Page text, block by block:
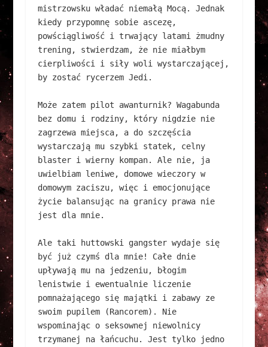
mistrzowsku władać niemałą Mocą. Jednak
kiedy przypomnę sobie ascezę,
powściągliwość i trwający latami żmudny
trening, stwierdzam, że nie miałbym
cierpliwości i siły woli wystarczającej,
by zostać rycerzem Jedi.
Może zatem pilot awanturnik? Wagabunda
bez domu i rodziny, który nigdzie nie
zagrzewa miejsca, a do szczęścia
wystarczają mu szybki statek, celny
blaster i wierny kompan. Ale nie, ja
uwielbiam leniwe, domowe wieczory w
domowym zaciszu, więc i emocjonujące
życie balansując na granicy prawa nie
jest dla mnie.
Ale taki huttowski gangster wydaje się
być już czymś dla mnie! Całe dnie
upływają mu na jedzeniu, błogim
lenistwie i ewentualnie liczenie
pomnażającego się majątki i zabawy ze
swoim pupilem (Rancorem). Nie
wspominając o seksownej niewolnicy
trzymanej na łańcuchu. Jest tylko jedno